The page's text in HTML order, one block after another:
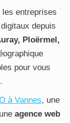
les entreprises
depuis
Ploërmel,
pour vous
à Vannes, une
agence web